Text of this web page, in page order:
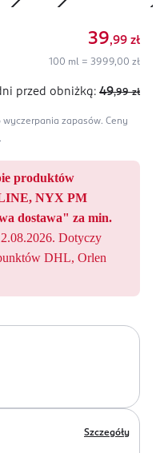
39,99 zł
100 ml = 3999,00 zł
przed obniżką: 49,99 zł
wyczerpania zapasów. Ceny
produktów
NYX PM
dostawa" za min.
Dotyczy
DHL, Orlen
Szczegóły